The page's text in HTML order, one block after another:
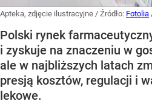
Apteka, zdjęcie ilustracyjne / Źródło: Fotolia
Polski rynek
i zyskuje na znaczeniu w
ale w najbliższych latach
presją kosztów, regulacji i
lekowe.